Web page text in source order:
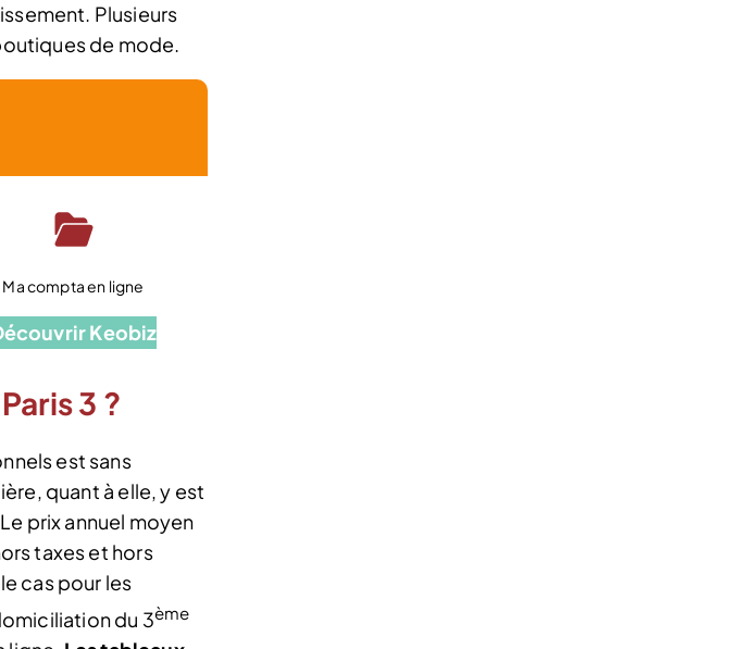
Plusieurs
de mode.
Ma compta en ligne
Keobiz
3 ?
est sans
quant à elle, y est
prix annuel moyen
taxes et hors
cas pour les
du 3ème